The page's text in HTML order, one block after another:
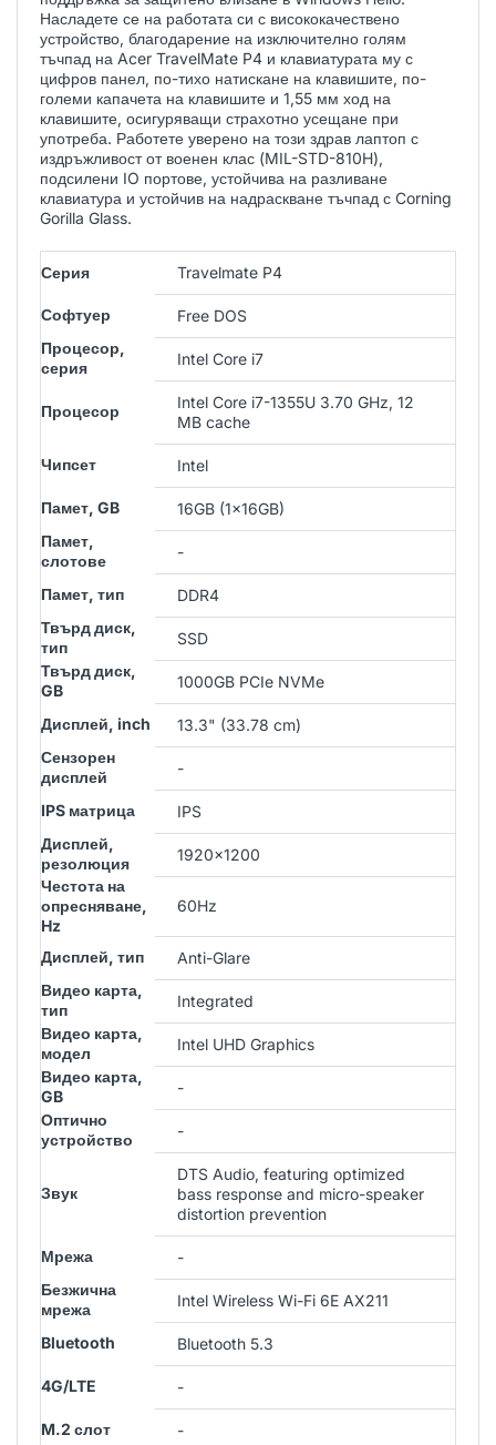
Насладете се на работата си с висококачествено
устройство, благодарение на изключително голям
тъчпад на Acer TravelMate P4 и клавиатурата му с
цифров панел, по-тихо натискане на клавишите, по-
големи капачета на клавишите и 1,55 мм ход на
клавишите, осигуряващи страхотно усещане при
употреба. Работете уверено на този здрав лаптоп с
издръжливост от военен клас (MIL-STD-810H),
подсилени IO портове, устойчива на разливане
клавиатура и устойчив на надраскване тъчпад с Corning
Gorilla Glass.
Серия Travelmate P4
Софтуер
Free DOS
Процесор,
серия
Intel Core i7
Процесор
Intel Core i7-1355U 3.70 GHz, 12
MB cache
Чипсет Intel
Памет, GB
16GB (1x16GB)
Памет,
слотове
-
Памет, тип
DDR4
Твърд диск,
тип
SSD
Твърд диск,
GB
1000GB PCIe NVMe
Дисплей, inch
13.3" (33.78 cm)
Сензорен
дисплей
-
IPS матрица
IPS
Дисплей,
резолюция
1920x1200
Честота на
опресняване,
Hz
60Hz
Дисплей, тип
Anti-Glare
Видео карта,
тип
Integrated
Видео карта,
модел
Intel UHD Graphics
Видео карта,
GB
-
Оптично
устройство
-
Звук
DTS Audio, featuring optimized
bass response and micro-speaker
distortion prevention
Мрежа
-
Безжична
мрежа
Intel Wireless Wi-Fi 6E AX211
Bluetooth Bluetooth 5.3
4G/LTE -
M.2 слот -